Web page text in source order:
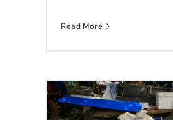
Read More